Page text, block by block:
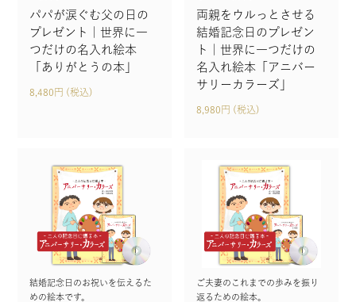
パパが涙ぐむ父の日の
プレゼント｜世界に一
つだけの名入れ絵本
「ありがとうの本」
8,480円 (税込)
両親をウルっとさせる
結婚記念日のプレゼン
ト｜世界に一つだけの
名入れ絵本「アニバー
サリーカラーズ」
8,980円 (税込)
結婚記念日のお祝いを伝えるた
めの絵本です。
ご夫妻のこれまでの歩みを振り
返るための絵本。